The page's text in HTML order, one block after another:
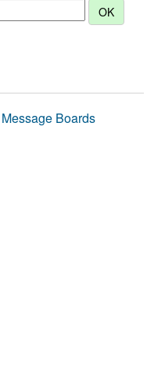
Message Boards